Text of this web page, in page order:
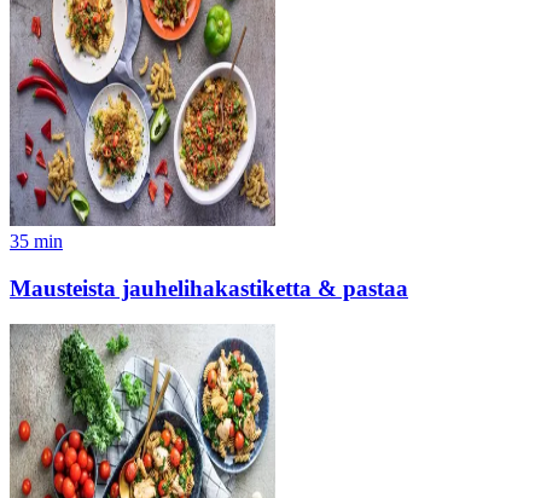
35 min
Mausteista jauhelihakastiketta & pastaa